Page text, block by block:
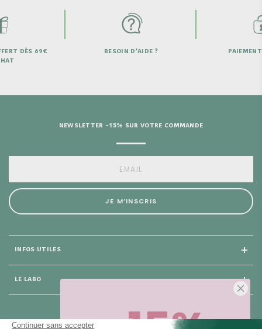
D’AIDE ? PAIEMENT SECURISÉ
INFOS UTILES
LE LABO
NEWSLETTER -15% SUR VOTRE COMMANDE
JE M’INSCRIS